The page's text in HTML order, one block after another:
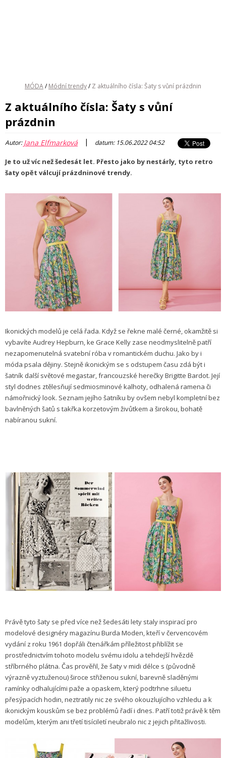
MÓDA/ Módní trendy/ Z aktuálního čísla: Šaty s vůní prázdnin
Z aktuálního čísla: Šaty s vůní
prázdnin
Autor:Jana Elfmarková | datum: 15.06.2022 04:52
Je to už víc než šedesát let. Přesto jako by nestárly, tyto retro
šaty opět válcují prázdninové trendy.
Ikonických modelů je celá řada. Když se řekne malé černé, okamžitě si
vybavíte Audrey Hepburn, ke Grace Kelly zase neodmyslitelně patří
nezapomenutelná svatební róba v romantickém duchu. Jako by i
móda psala dějiny. Stejně ikonickým se s odstupem času zdá být i
šatník další světové megastar, francouzské herečky Brigitte Bardot. Její
styl dodnes ztělesňují sedmiosminové kalhoty, odhalená ramena či
námořnický look. Seznam jejího šatníku by ovšem nebyl kompletní bez
bavlněných šatů s takřka korzetovým živůtkem a širokou, bohatě
nabíranou sukní.
Právě tyto šaty se před více než šedesáti lety staly inspirací pro
modelové designéry magazínu Burda Moden, kteří v červencovém
vydání z roku 1961 dopřáli čtenářkám příležitost přiblížit se
prostřednictvím tohoto modelu svému idolu a tehdejší hvězdě
stříbrného plátna. Čas prověřil, že šaty v midi délce s (původně
výrazně vyztuženou) široce střiženou sukní, barevně sladěnými
ramínky odhalujícími paže a opaskem, který podtrhne siluetu
přesýpacích hodin, neztratily nic ze svého okouzlujícího vzhledu a k
ikonickým kouskům se bez problémů řadí i dnes. Patří totiž právě k těm
modelům, kterým ani třetí tisíciletí neubralo nic z jejich přitažlivosti.